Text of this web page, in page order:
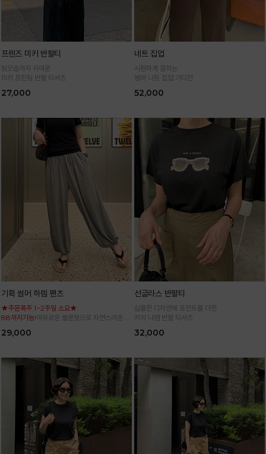
프렌즈 미키 반팔티
뒷모습까지 귀여운
미키 프린팅 반팔 티셔츠
27,000
네트 집업
시원하게 걸치는
썸머 니트 집업 가디건
52,000
기획 썸머 하렘 팬츠
★주문폭주 1~2주일 소요★
88까지가능!여유로운 벌룬핏으로 자연스러운 체
29,000
선글라스 반팔티
심플한 디자인에 포인트를 더한
키치 나염 반팔 티셔츠
32,000